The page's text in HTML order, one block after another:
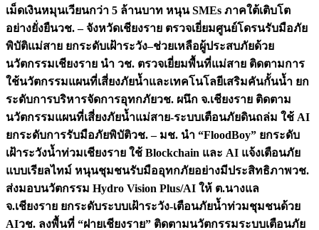
เม็ดเงินหมุนเวียนกว่า 5 ล้านบาท หนุน SMEs ภาคใต้เติบโต
อย่างยั่งยืนวช. – จังหวัดเชียงราย ตรวจเยี่ยมศูนย์โดรนรับมือภัย
พิบัติแม่สาย ยกระดับเฝ้าระวัง–ช่วยเหลือผู้ประสบภัยด้วย
นวัตกรรมเชียงราย นำ วช. ตรวจเยี่ยมพื้นที่แม่สาย ติดตามการ
ใช้นวัตกรรมแผนที่เสี่ยงภัยน้ำและเทคโนโลยีเสริมคันกั้นน้ำ ยก
ระดับการบริหารจัดการอุทกภัยวช. ผนึก จ.เชียงราย ติดตาม
นวัตกรรมแผนที่เสี่ยงภัยน้ำแม่สาย-ระบบเตือนภัยดินถล่ม ใช้ AI
ยกระดับการรับมือภัยพิบัติวช. – มช. นำ “FloodBoy” ยกระดับ
เฝ้าระวังน้ำท่วมเชียงราย ใช้ Blockchain และ AI แจ้งเตือนภัย
แบบเรียลไทม์ หนุนชุมชนรับมืออุทกภัยอย่างมีประสิทธิภาพวช.
ส่งมอบนวัตกรรม Hydro Vision Plus/AI ให้ ต.นางแล
จ.เชียงราย ยกระดับระบบเฝ้าระวัง-เตือนภัยน้ำท่วมชุมชนด้วย
AIวช. ลงพื้นที่ “ฝายเชียงราย” ติดตามนวัตกรรมระบบเตือนภัย